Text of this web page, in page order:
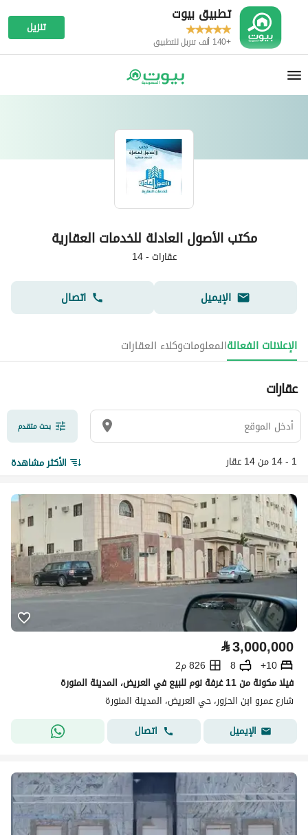
تطبيق بيوت
+140 ألف تنزيل للتطبيق
تنزيل
مكتب الأصول العادلة للخدمات العقارية
عقارات-
14
الإيميل اتصال
الإعلانات الفعالةالمعلوماتوكلاء العقارات
عقارات
بحث متقدم
1 - 14 من 14 عقار الأكثر مشاهدة
⃁3,000,000
10+
8
826 م2
فيلا مكونة من 11 غرفة نوم للبيع في العريض، المدينة المنورة
شارع عمرو ابن الحزور، حي العريض، المدينة المنورة
الإيميل
اتصال